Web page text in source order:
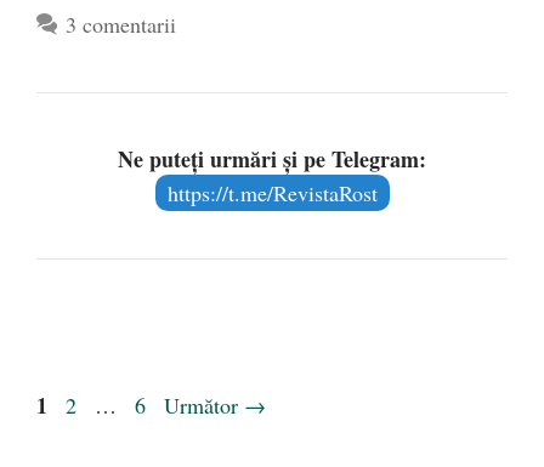
3 comentarii
Ne puteți urmări și pe Telegram:
https://t.me/RevistaRost
Pagina
1 Pagina
2 … Pagina
6 Următor →